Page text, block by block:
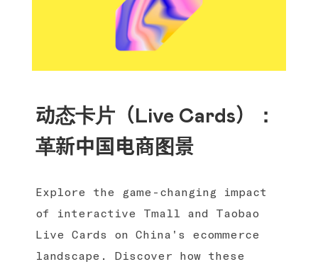
动态卡片（Live Cards）：
革新中国电商图景
Explore the game-changing impact
of interactive Tmall and Taobao
Live Cards on China's ecommerce
landscape. Discover how these